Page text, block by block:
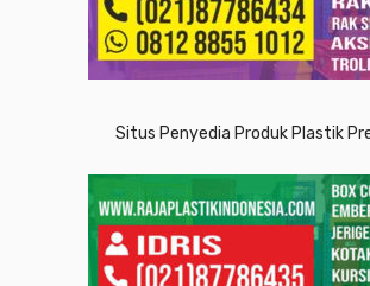
Situs Penyedia Produk Plastik